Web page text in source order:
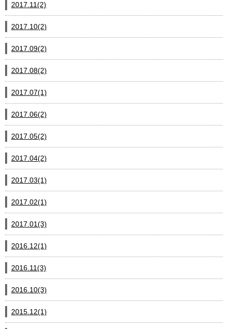
2017.11(2)
2017.10(2)
2017.09(2)
2017.08(2)
2017.07(1)
2017.06(2)
2017.05(2)
2017.04(2)
2017.03(1)
2017.02(1)
2017.01(3)
2016.12(1)
2016.11(3)
2016.10(3)
2015.12(1)